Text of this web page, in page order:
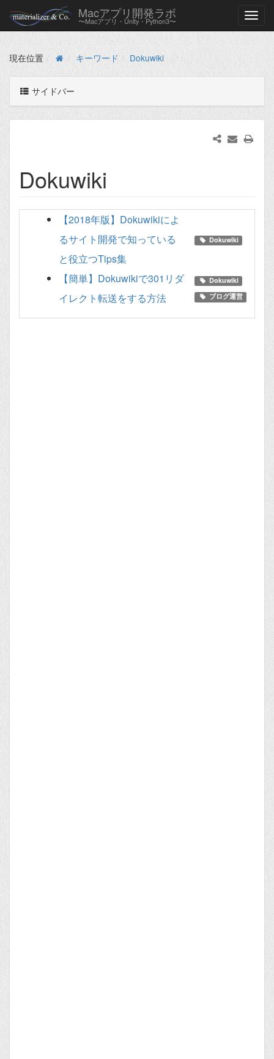
Macアプリ開発ラボ
〜Macアプリ・Unity・Python3〜
現在位置 キーワード Dokuwiki
サイドバー
Dokuwiki
【2018年版】Dokuwikiによ
るサイト開発で知っている
と役立つTips集
Dokuwiki
【簡単】Dokuwikiで301リダ
イレクト転送をする方法
Dokuwiki
ブログ運営